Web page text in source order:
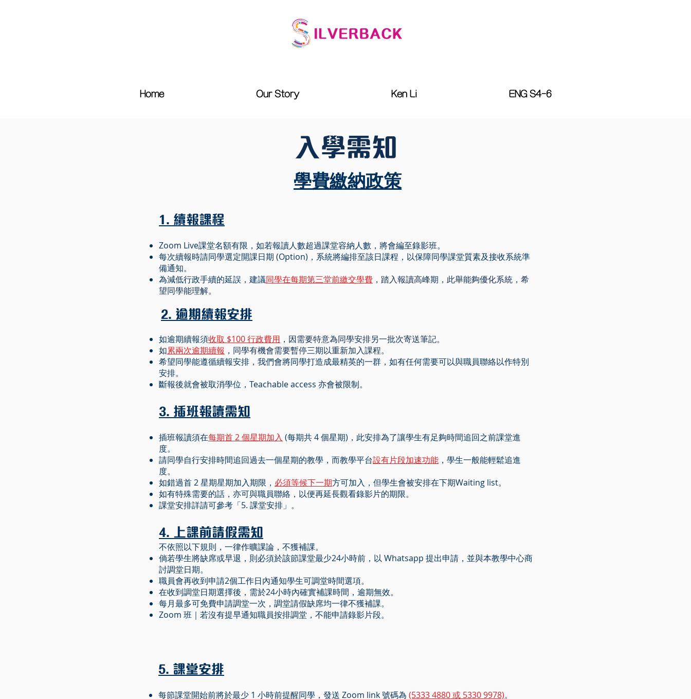
Home Our Story Ken Li ENG S4-6
​入學需知
學費繳納政策
1. 續報課程
Zoom Live課堂名額有限，如若報讀人數超過課堂容納人數，將會編至錄影班。
每次續報時請同學選定開課日期 (Option)，系統將編排至該日課程，以保障同學課堂質素及接收系統準
備通知。
為減低行政手續的延誤，建議同學在每期第三堂前繳交學費 ， 踏入報讀高峰期，此舉能夠優化系統，希
望同學能理解。
2. 逾期續報安排
如逾期續報​須收取 $100 行政費用 ，因需要特意為同學安排另一批次寄送筆記。
如累兩次逾期續報 ，同學有機會需要暫停三期以重新加入課程。
​希望同學能遵循續報安排，我們會將同學打造成最精英的一群，如有任何需要可以與職員聯絡以作特別
安排。
斷報後就會被取消學位，Teachable access 亦會被限制。
3. 插班報讀需知
插班報讀須在每期首 2 個星期加入 (每期共 4 個星期)，此安排為了讓學生有足夠時間追回之前課堂進
度。
請同學自行安排時間追回過去一個星期的教學，而教學平台設有片段加速功能 ，學生一般能輕鬆追進
度。
如錯過首 2 星期星期加入期限， 必須等候下一期方可加入，但學生會被安排在下期Waiting list。
如有特殊​需要的話，亦可與職員聯絡，以便再延長觀看錄影片的期限。
課堂安排詳請可參考「5. 課堂安排」。
4. 上課前請假需知
不依照以下規則，一律作曠課論，不獲補課。
倘若學生將缺席或早退，則必須於該節課堂最少24小時前，以 Whatsapp 提出申請，並與本教學中心商
討調堂日期。
職員會再收到申請2個工作日內通知學生可調堂時間選項。
在收到調堂日期選擇後，需於24小時內確實補課時間，逾期無效。
每月最多可免費申請調堂一次，調堂請假缺席均一律不獲補課。
Zoom 班｜若沒有提早通知職員按排調堂，不能申請錄影片段。
5. 課堂安排
每節課堂開始前將於最少 1 小時前提醒同學，發送 Zoom link 號碼為 (5333 4880 或 5330 9978)。